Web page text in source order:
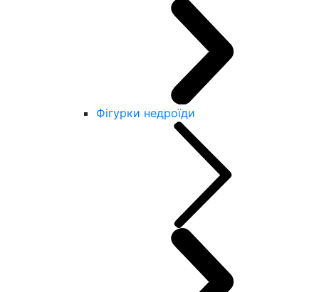
Фігурки недроїди